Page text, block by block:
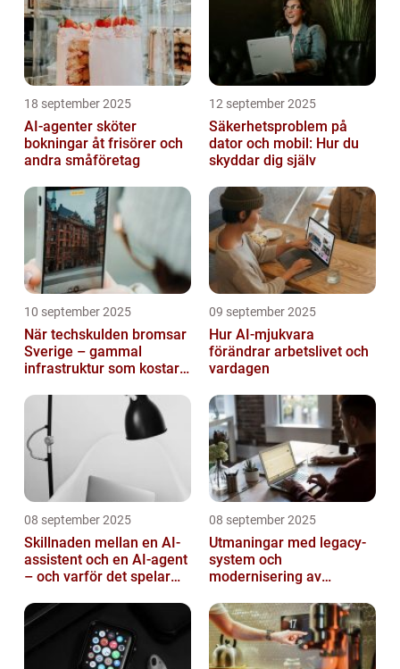
18 september 2025
AI-agenter sköter
bokningar åt frisörer och
andra småföretag
12 september 2025
Säkerhetsproblem på
dator och mobil: Hur du
skyddar dig själv
10 september 2025
När techskulden bromsar
Sverige – gammal
infrastruktur som kostar
09 september 2025
Hur AI-mjukvara
förändrar arbetslivet och
vardagen
08 september 2025
Skillnaden mellan en AI-
assistent och en AI-agent
– och varför det spelar
08 september 2025
Utmaningar med legacy-
system och
modernisering av